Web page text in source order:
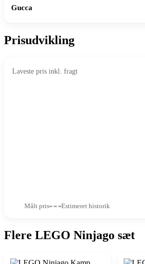
Gucca
Prisudvikling
Laveste pris inkl. fragt
Målt pris Estimeret historik
Flere LEGO Ninjago sæt